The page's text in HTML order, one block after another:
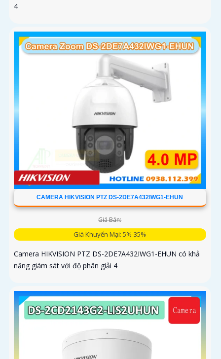
4
CAMERA HIKVISION PTZ DS-2DE7A432IWG1-EHUN
Giá Bán:
Giá Khuyến Mại: 5%-35%
Camera HIKVISION PTZ DS-2DE7A432IWG1-EHUN có khả
năng giám sát với độ phân giải 4